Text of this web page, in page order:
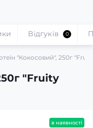
"Кокосовий", 250г
"Fruity
Відгуків 0
в наявності